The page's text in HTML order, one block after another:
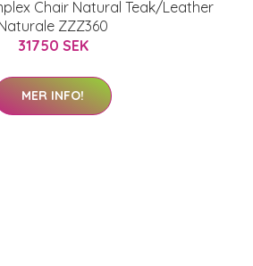
Chair Natural Teak/Leather
ZZZ360
31750 SEK
MER INFO!